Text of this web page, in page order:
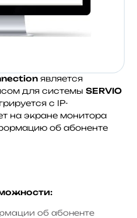
является
для системы SERVIO
с IP-
на экране монитора
об абоненте
об абоненте